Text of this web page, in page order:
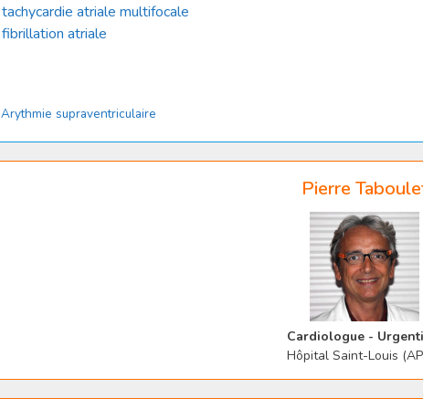
tachycardie atriale multifocale
fibrillation atriale
Catégories
Arythmie supraventriculaire
Pierre
Cardiologue -
Hôpital Saint-Louis